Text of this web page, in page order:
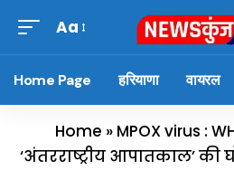
Aa
Home Page हरियाणा वायरल
Home » MPOX virus :
‘अंतरराष्ट्रीय आपातकाल’